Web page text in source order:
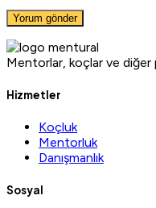
Mentorlar, koçlar ve diğer
Hizmetler
Koçluk
Mentorluk
Danışmanlık
Sosyal